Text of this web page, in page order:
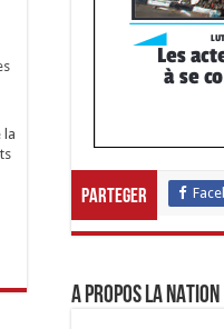
Parteger
A propos LA NATION
la